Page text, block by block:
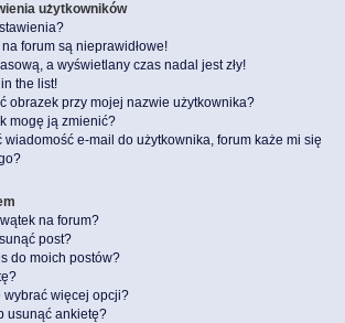
użytkowników
forum są nieprawidłowe!
a wyświetlany czas nadal jest zły!
the list!
obrazek przy mojej nazwie użytkownika?
mogę ją zmienić?
wiadomość e-mail do użytkownika, forum każe mi się
na forum?
post?
do moich postów?
wybrać więcej opcji?
usunąć ankietę?